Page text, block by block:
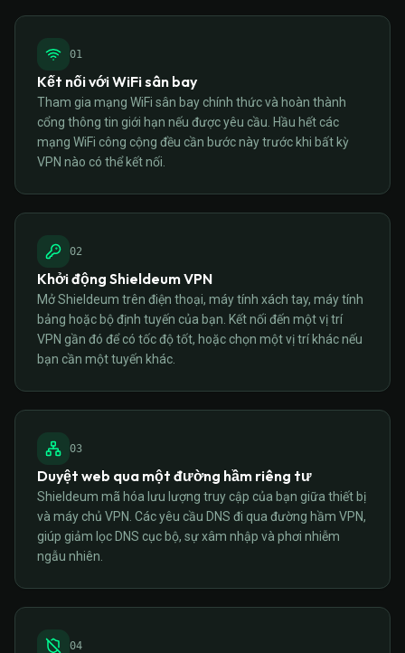
01
Kết nối với WiFi sân bay
Tham gia mạng WiFi sân bay chính thức và hoàn thành
cổng thông tin giới hạn nếu được yêu cầu. Hầu hết các
mạng WiFi công cộng đều cần bước này trước khi bất kỳ
VPN nào có thể kết nối.
02
Khởi động Shieldeum VPN
Mở Shieldeum trên điện thoại, máy tính xách tay, máy tính
bảng hoặc bộ định tuyến của bạn. Kết nối đến một vị trí
VPN gần đó để có tốc độ tốt, hoặc chọn một vị trí khác nếu
bạn cần một tuyến khác.
03
Duyệt web qua một đường hầm riêng tư
Shieldeum mã hóa lưu lượng truy cập của bạn giữa thiết bị
và máy chủ VPN. Các yêu cầu DNS đi qua đường hầm VPN,
giúp giảm lọc DNS cục bộ, sự xâm nhập và phơi nhiễm
ngẫu nhiên.
04